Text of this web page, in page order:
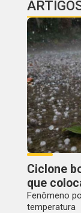
Ciclone
que
Fenômeno
temperatura